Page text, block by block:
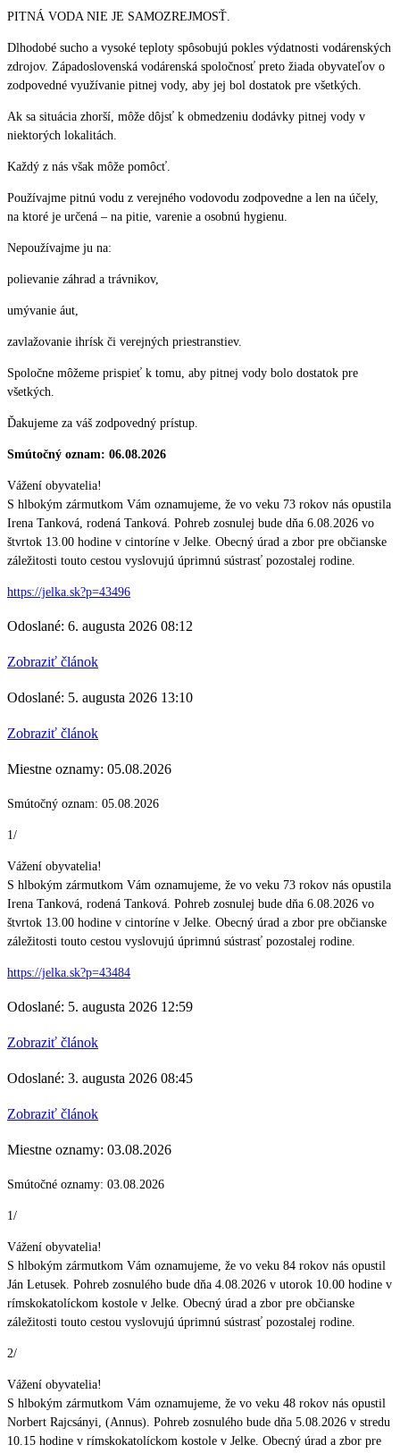
PITNÁ VODA NIE JE SAMOZREJMOSŤ.
Dlhodobé sucho a vysoké teploty spôsobujú pokles výdatnosti vodárenských
zdrojov. Západoslovenská vodárenská spoločnosť preto žiada obyvateľov o
zodpovedné využívanie pitnej vody, aby jej bol dostatok pre všetkých.
Ak sa situácia zhorší, môže dôjsť k obmedzeniu dodávky pitnej vody v
niektorých lokalitách.
Každý z nás však môže pomôcť.
Používajme pitnú vodu z verejného vodovodu zodpovedne a len na účely,
na ktoré je určená – na pitie, varenie a osobnú hygienu.
Nepoužívajme ju na:
polievanie záhrad a trávnikov,
umývanie áut,
zavlažovanie ihrísk či verejných priestranstiev.
Spoločne môžeme prispieť k tomu, aby pitnej vody bolo dostatok pre
všetkých.
Ďakujeme za váš zodpovedný prístup.
Smútočný oznam: 06.08.2026
Vážení obyvatelia!
S hlbokým zármutkom Vám oznamujeme, že vo veku 73 rokov nás opustila
Irena Tanková, rodená Tanková. Pohreb zosnulej bude dňa 6.08.2026 vo
štvrtok 13.00 hodine v cintoríne v Jelke. Obecný úrad a zbor pre občianske
záležitosti touto cestou vyslovujú úprimnú sústrasť pozostalej rodine.
https://jelka.sk?p=43496
Odoslané: 6. augusta 2026 08:12
Zobraziť článok
Odoslané: 5. augusta 2026 13:10
Zobraziť článok
Miestne oznamy: 05.08.2026
Smútočný oznam: 05.08.2026
1/
Vážení obyvatelia!
S hlbokým zármutkom Vám oznamujeme, že vo veku 73 rokov nás opustila
Irena Tanková, rodená Tanková. Pohreb zosnulej bude dňa 6.08.2026 vo
štvrtok 13.00 hodine v cintoríne v Jelke. Obecný úrad a zbor pre občianske
záležitosti touto cestou vyslovujú úprimnú sústrasť pozostalej rodine.
https://jelka.sk?p=43484
Odoslané: 5. augusta 2026 12:59
Zobraziť článok
Odoslané: 3. augusta 2026 08:45
Zobraziť článok
Miestne oznamy: 03.08.2026
Smútočné oznamy: 03.08.2026
1/
Vážení obyvatelia!
S hlbokým zármutkom Vám oznamujeme, že vo veku 84 rokov nás opustil
Ján Letusek. Pohreb zosnulého bude dňa 4.08.2026 v utorok 10.00 hodine v
rímskokatolíckom kostole v Jelke. Obecný úrad a zbor pre občianske
záležitosti touto cestou vyslovujú úprimnú sústrasť pozostalej rodine.
2/
Vážení obyvatelia!
S hlbokým zármutkom Vám oznamujeme, že vo veku 48 rokov nás opustil
Norbert Rajcsányi, (Annus). Pohreb zosnulého bude dňa 5.08.2026 v stredu
10.15 hodine v rímskokatolíckom kostole v Jelke. Obecný úrad a zbor pre